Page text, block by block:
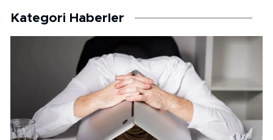
Kategori Haberler